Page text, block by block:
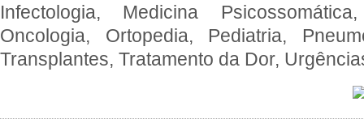
Infectologia, Medicina
Oncologia, Ortopedia, Pediatria,
Transplantes, Tratamento da Dor,